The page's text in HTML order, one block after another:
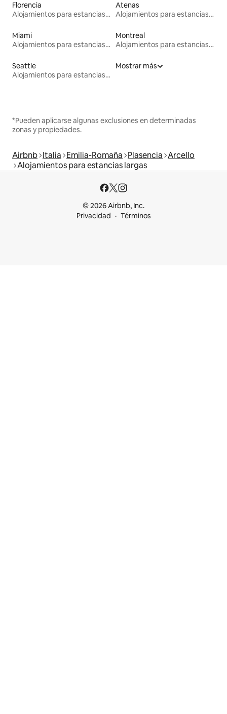
Florencia
Alojamientos para estancias largas
Atenas
Alojamientos para estancias largas
Miami
Alojamientos para estancias largas
Montreal
Alojamientos para estancias largas
Seattle
Alojamientos para estancias largas
Mostrar más
*Pueden aplicarse algunas exclusiones en determinadas
zonas y propiedades.
Airbnb Italia Emilia-Romaña Plasencia Arcello
Alojamientos para estancias largas
© 2026 Airbnb, Inc.
Privacidad
Términos